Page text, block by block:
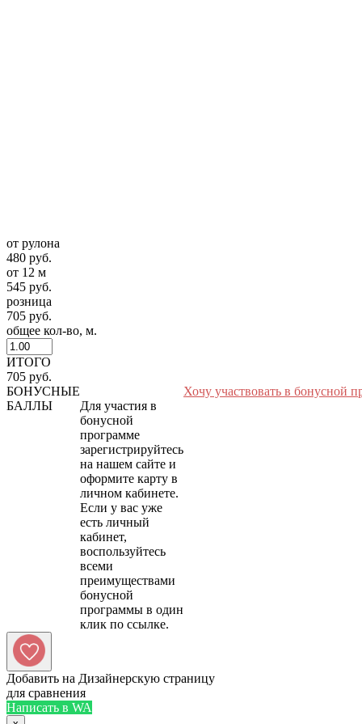
от рулона
480 руб.
от 12 м
545 руб.
розница
705 руб.
общее кол-во, м.
ИТОГО
705 руб.
БОНУСНЫЕ
БАЛЛЫ
Для участия в
бонусной
программе
зарегистрируйтесь
на нашем сайте и
оформите карту в
личном кабинете.
Если у вас уже
есть личный
кабинет,
воспользуйтесь
всеми
преимуществами
бонусной
программы в один
Хочу участвовать в бонусной
Добавить на Дизайнерскую страницу
для сравнения
Написать в WA